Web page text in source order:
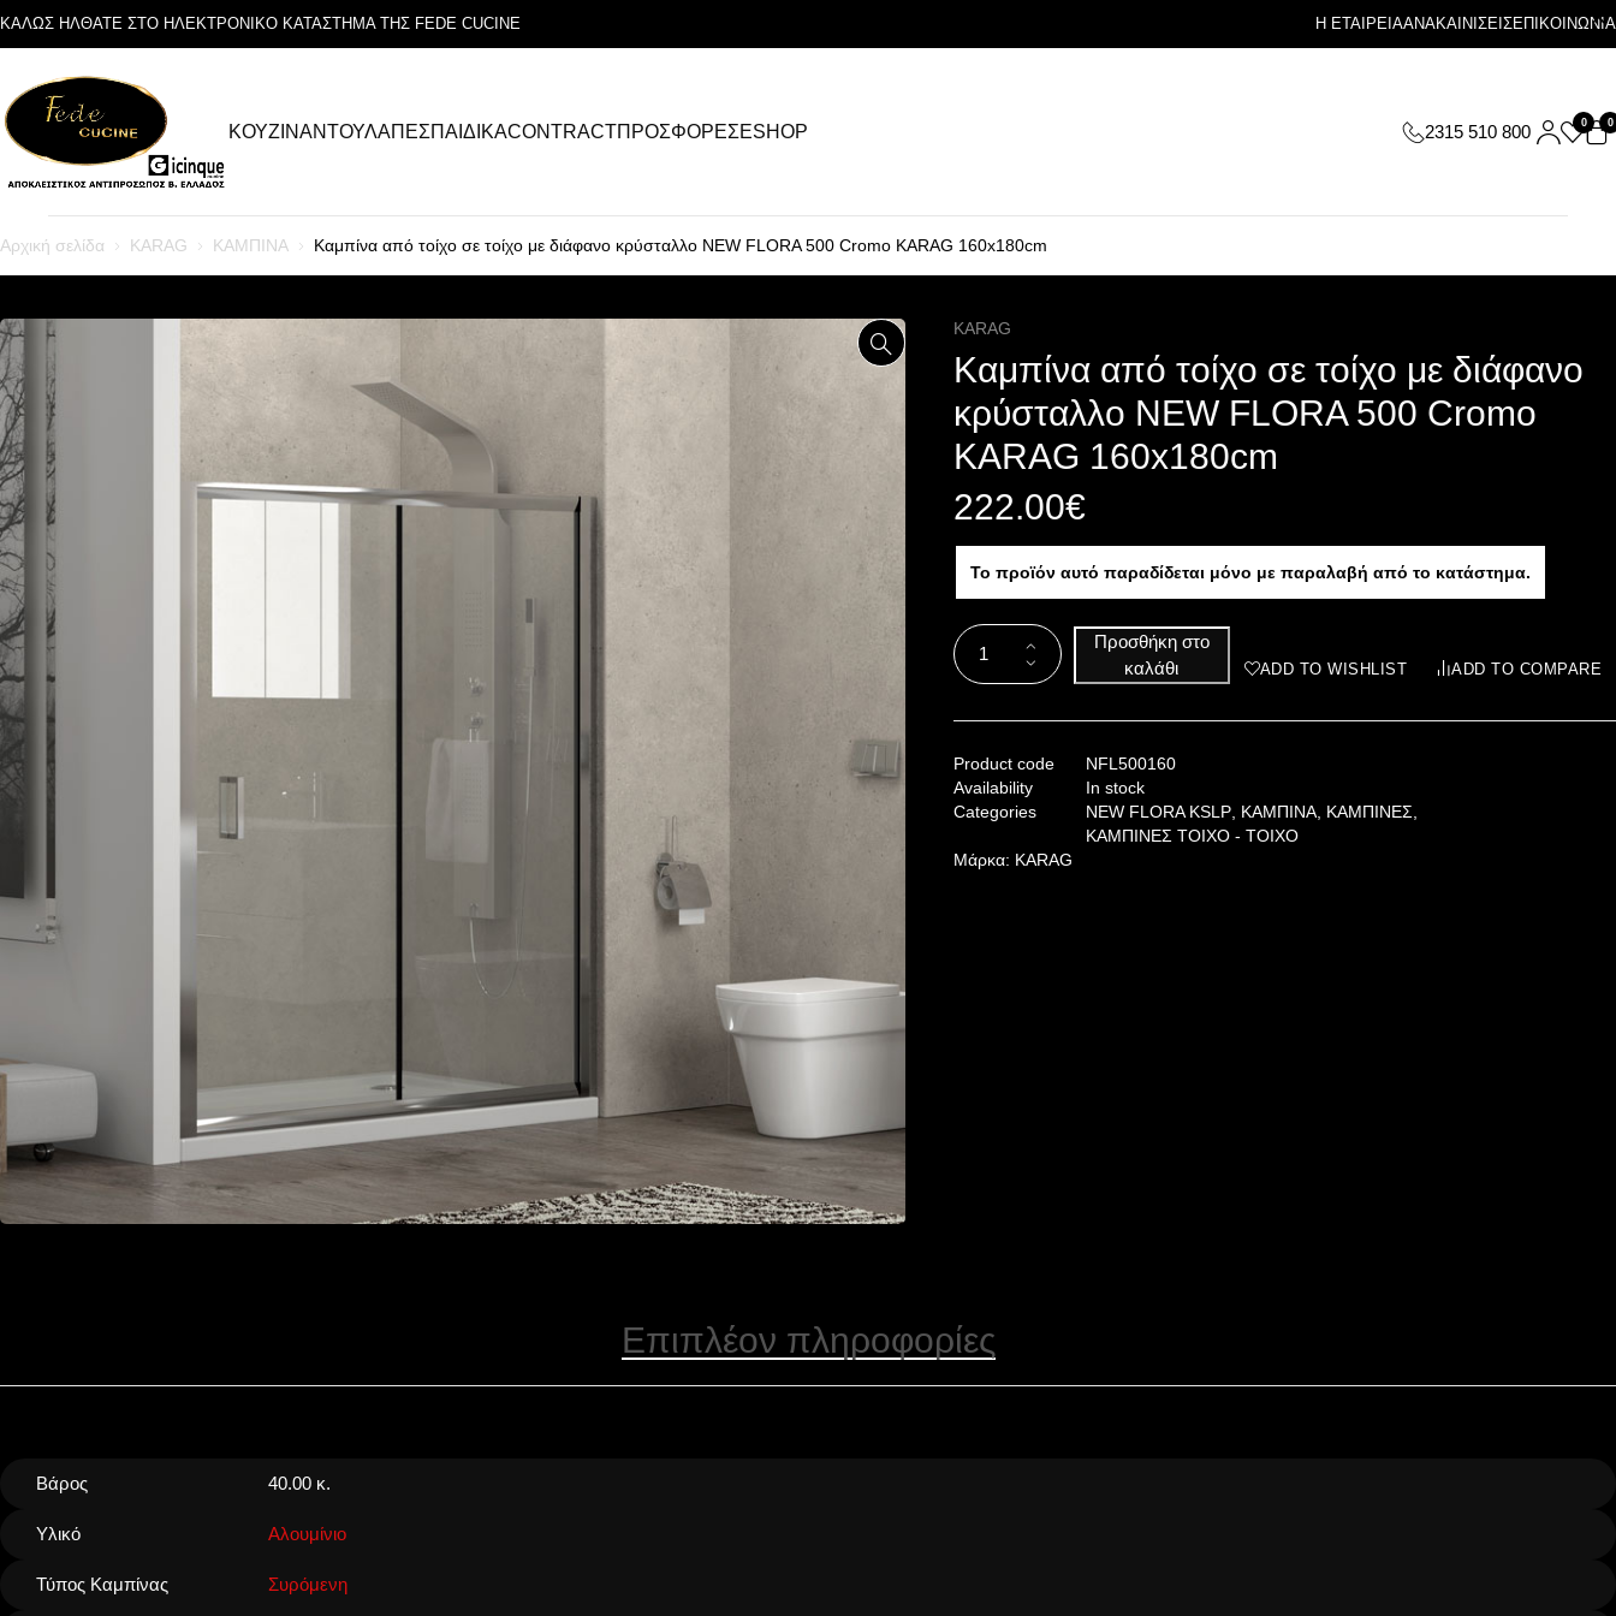
ΚΑΛΩΣ ΗΛΘΑΤΕ ΣΤΟ ΗΛΕΚΤΡΟΝΙΚΟ ΚΑΤΑΣΤΗΜΑ ΤΗΣ FEDE CUCINE Η ΕΤΑΙΡΕΙΑΑΝΑΚΑΙΝΙΣΕΙΣΕΠΙΚΟΙΝΩΝΙΑ
ΚΟΥΖΙΝΑΝΤΟΥΛΑΠΕΣΠΑΙΔΙΚΑCONTRACTΠΡΟΣΦΟΡΕΣESHOP 2315 510 800 0 0
Αρχική σελίδα KARAG ΚΑΜΠΙΝΑ Καμπίνα από τοίχο σε τοίχο με διάφανο κρύσταλλο NEW FLORA 500 Cromo KARAG 160x180cm
KARAG
Καμπίνα από τοίχο σε τοίχο με διάφανο
κρύσταλλο NEW FLORA 500 Cromo
KARAG 160x180cm
222.00€
Το προϊόν αυτό παραδίδεται μόνο με παραλαβή από το κατάστημα.
Προσθήκη στο
καλάθι
ADD TO WISHLIST ADD TO COMPARE
Product code
NFL500160
Availability
In stock
Categories
NEW FLORA KSLP, ΚΑΜΠΙΝΑ, ΚΑΜΠΙΝΕΣ
ΚΑΜΠΙΝΕΣ ΤΟΙΧΟ - ΤΟΙΧΟ
Μάρκα: KARAG
Επιπλέον πληροφορίες
Βάρος 40.00 κ.
Υλικό Αλουμίνιο
Τύπος Καμπίνας Συρόμενη